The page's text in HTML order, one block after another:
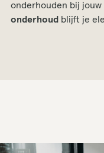
onderhouden bij jouw
onderhoud blijft je